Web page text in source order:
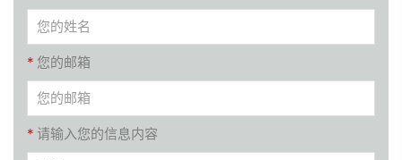
* 您的邮箱
* 请输入您的信息内容